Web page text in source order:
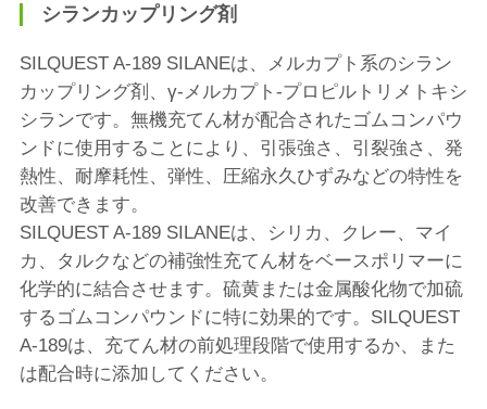
シランカップリング剤
SILQUEST A-189 SILANEは、メルカプト系のシラン
カップリング剤、γ-メルカプト-プロピルトリメトキシ
シランです。無機充てん材が配合されたゴムコンパウ
ンドに使用することにより、引張強さ、引裂強さ、発
熱性、耐摩耗性、弾性、圧縮永久ひずみなどの特性を
改善できます。
SILQUEST A-189 SILANEは、シリカ、クレー、マイ
カ、タルクなどの補強性充てん材をベースポリマーに
化学的に結合させます。硫黄または金属酸化物で加硫
するゴムコンパウンドに特に効果的です。SILQUEST
A-189は、充てん材の前処理段階で使用するか、また
は配合時に添加してください。